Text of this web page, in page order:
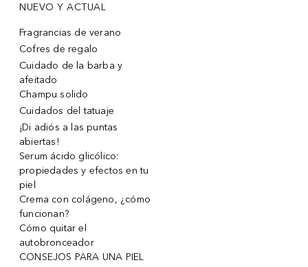
NUEVO Y ACTUAL
Fragrancias de verano
Cofres de regalo
Cuidado de la barba y
afeitado
Champu solido
Cuidados del tatuaje
¡Di adiós a las puntas
abiertas!
Serum ácido glicólico:
propiedades y efectos en tu
piel
Crema con colágeno, ¿cómo
funcionan?
Cómo quitar el
autobronceador
CONSEJOS PARA UNA PIEL